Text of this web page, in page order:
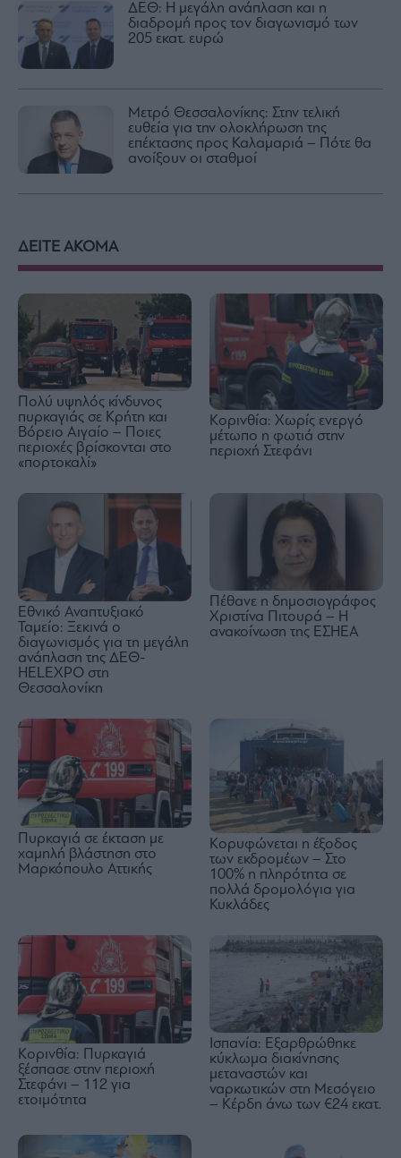
ΔΕΘ: Η μεγάλη ανάπλαση και η
διαδρομή προς τον διαγωνισμό των
205 εκατ. ευρώ
Μετρό Θεσσαλονίκης: Στην τελική
ευθεία για την ολοκλήρωση της
επέκτασης προς Καλαμαριά – Πότε θα
ανοίξουν οι σταθμοί
ΔΕΙΤΕ ΑΚΟΜΑ
Πολύ υψηλός κίνδυνος
πυρκαγιάς σε Κρήτη και
Βόρειο Αιγαίο – Ποιες
περιοχές βρίσκονται στο
«πορτοκαλί»
Κορινθία: Χωρίς ενεργό
μέτωπο η φωτιά στην
περιοχή Στεφάνι
Εθνικό Αναπτυξιακό
Ταμείο: Ξεκινά ο
διαγωνισμός για τη μεγάλη
ανάπλαση της ΔΕΘ-
HELEXPO στη
Θεσσαλονίκη
Πέθανε η δημοσιογράφος
Χριστίνα Πιτουρά – Η
ανακοίνωση της ΕΣΗΕΑ
Πυρκαγιά σε έκταση με
χαμηλή βλάστηση στο
Μαρκόπουλο Αττικής
Κορυφώνεται η έξοδος
των εκδρομέων – Στο
100% η πληρότητα σε
πολλά δρομολόγια για
Κυκλάδες
Κορινθία: Πυρκαγιά
ξέσπασε στην περιοχή
Στεφάνι – 112 για
ετοιμότητα
Ισπανία: Εξαρθρώθηκε
κύκλωμα διακίνησης
μεταναστών και
ναρκωτικών στη Μεσόγειο
– Κέρδη άνω των €24 εκατ.